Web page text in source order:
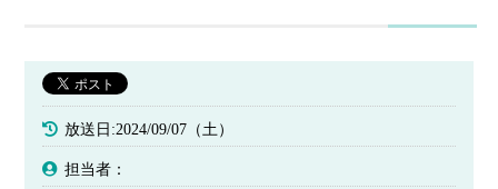
放送日:2024/09/07（土）
担当者：